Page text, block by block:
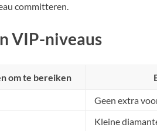
committeren.
VIP-niveaus
om te bereiken
Geen extra
Kleine